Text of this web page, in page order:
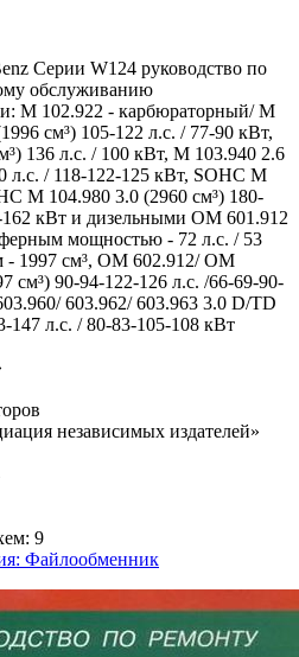
Серии W124 руководство по
обслуживанию
M 102.922 - карбюраторный/ M
см³) 105-122 л.с. / 77-90 кВт,
136 л.с. / 100 кВт, M 103.940 2.6
л.с. / 118-122-125 кВт, SOHC M
M 104.980 3.0 (2960 см³) 180-
162 кВт и дизельными OM 601.912
мощностью - 72 л.с. / 53
1997 см³, OM 602.912/ OM
см³) 90-94-122-126 л.с. /66-69-90-
603.962/ 603.963 3.0 D/TD
147 л.с. / 80-83-105-108 кВт
независимых издателей»
9
Файлообменник